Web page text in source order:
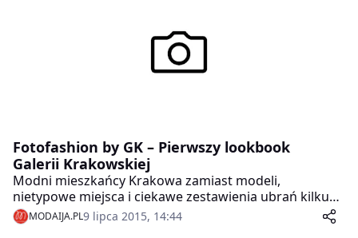
Fotofashion by GK – Pierwszy lookbook
Galerii Krakowskiej
Modni mieszkańcy Krakowa zamiast modeli,
nietypowe miejsca i ciekawe zestawienia ubrań kilku
marek – tak wygląda Fotofashion by GK – premierowy
lookbook Galerii Krakowskiej. Po raz pierwszy galeria
MODAIJA.PL9 lipca 2015, 14:44